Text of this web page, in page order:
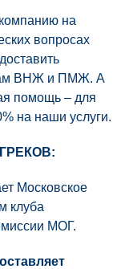
на
вопросах
ВНЖ и ПМЖ. А
помощь – для
на наши услуги.
Московское
клуба
МОГ.